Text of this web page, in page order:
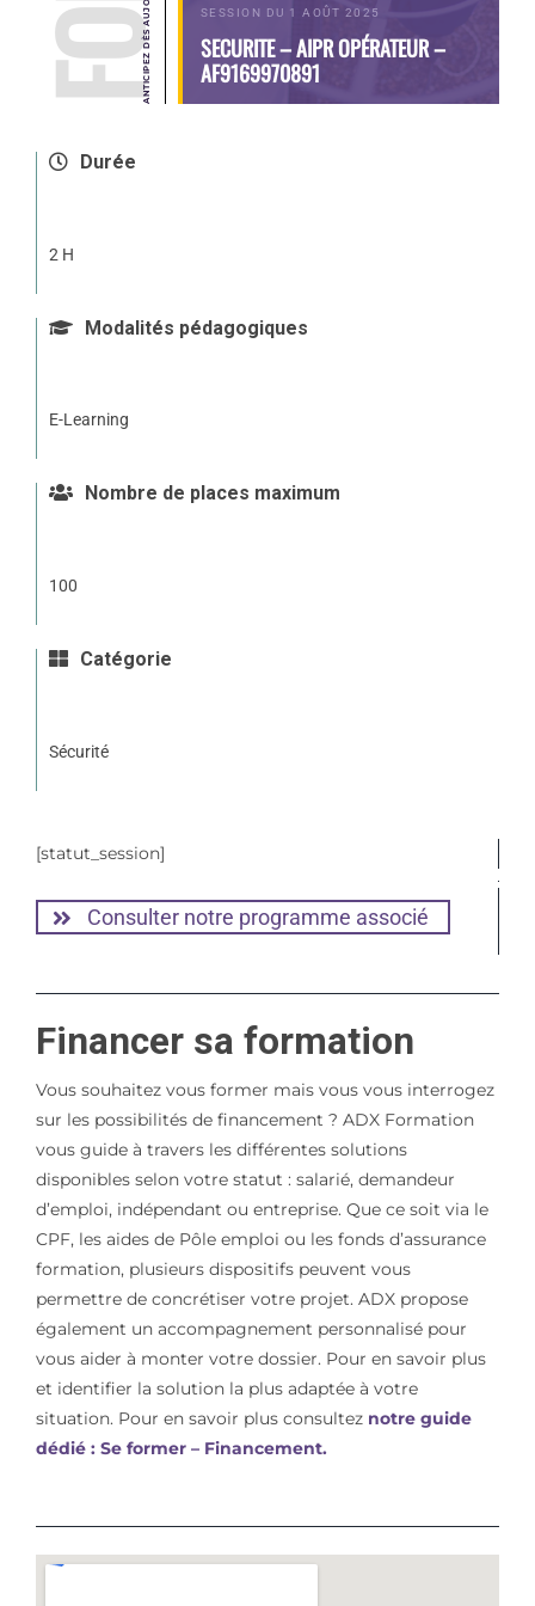
SESSION DU 1 AOÛT 2025
SECURITE – AIPR OPÉRATEUR –
AF9169970891
Durée
2 H
Modalités pédagogiques
E-Learning
Nombre de places maximum
100
Catégorie
Sécurité
[statut_session]
Consulter notre programme associé
Financer sa formation
Vous souhaitez vous former mais vous vous interrogez
sur les possibilités de financement ? ADX Formation
vous guide à travers les différentes solutions
disponibles selon votre statut : salarié, demandeur
d’emploi, indépendant ou entreprise. Que ce soit via le
CPF, les aides de Pôle emploi ou les fonds d’assurance
formation, plusieurs dispositifs peuvent vous
permettre de concrétiser votre projet. ADX propose
également un accompagnement personnalisé pour
vous aider à monter votre dossier. Pour en savoir plus
et identifier la solution la plus adaptée à votre
situation. Pour en savoir plus consulteznotre guide
dédié : Se former – Financement.